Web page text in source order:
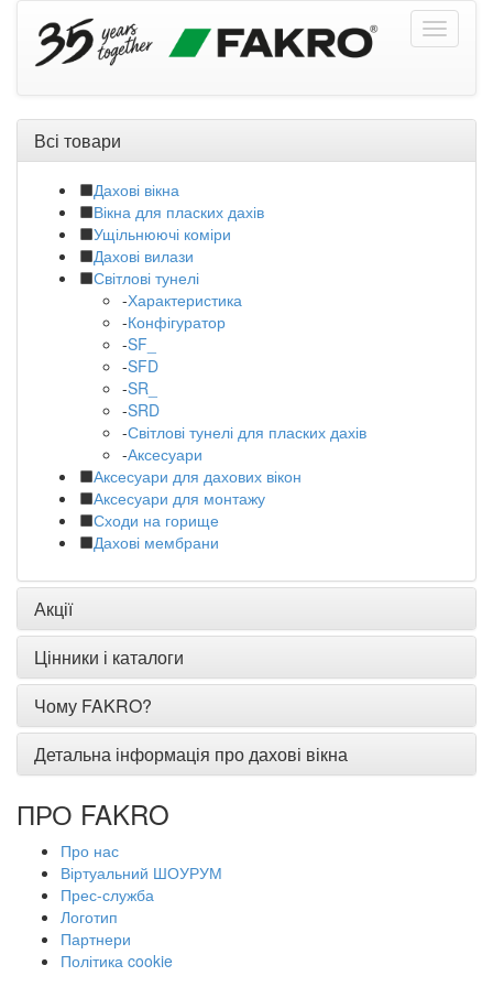
Всі товари
Дахові вікна
Вікна для пласких дахів
Ущільнюючі коміри
Дахові вилази
Світлові тунелі
-Характеристика
-Конфігуратор
-SF_
-SFD
-SR_
-SRD
-Світлові тунелі для пласких дахів
-Аксесуари
Аксесуари для дахових вікон
Аксесуари для монтажу
Сходи на горище
Дахові мембрани
Акції
Цінники і каталоги
Чому FAKRO?
Детальна інформація про дахові вікна
ПРО FAKRO
Про нас
Віртуальний ШОУРУМ
Прес-служба
Логотип
Партнери
Політика cookie